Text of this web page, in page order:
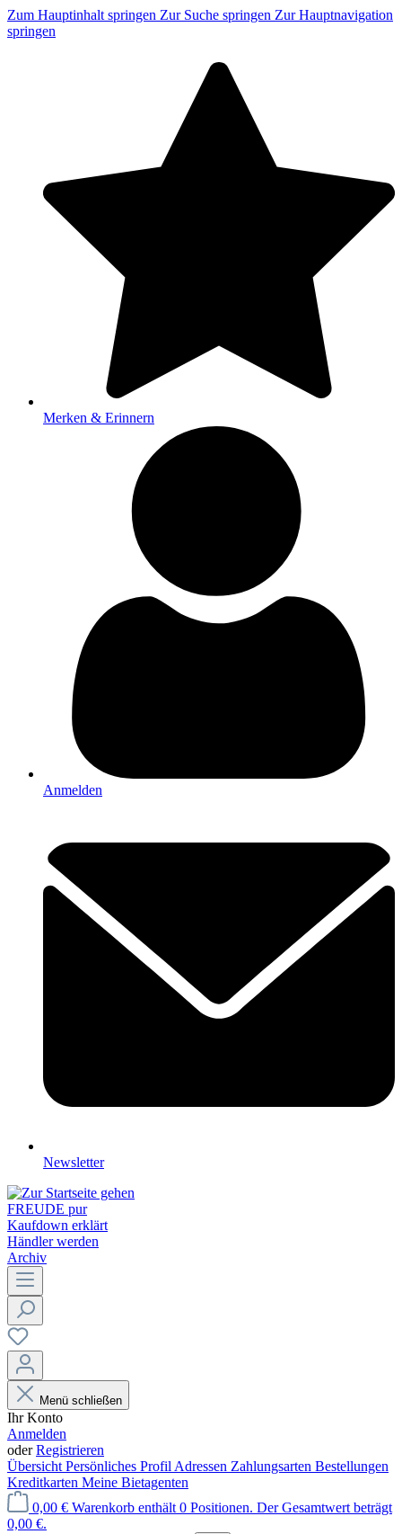
Zum Hauptinhalt springen Zur Suche springen Zur Hauptnavigation
springen
Merken & Erinnern
Anmelden
Newsletter
FREUDE pur
Kaufdown erklärt
Händler werden
Archiv
Menü schließen
Ihr Konto
Anmelden
oderRegistrieren
Übersicht Persönliches Profil Adressen Zahlungsarten Bestellungen
Kreditkarten Meine Bietagenten
0,00 € Warenkorb enthält 0 Positionen. Der Gesamtwert beträgt
0,00 €.